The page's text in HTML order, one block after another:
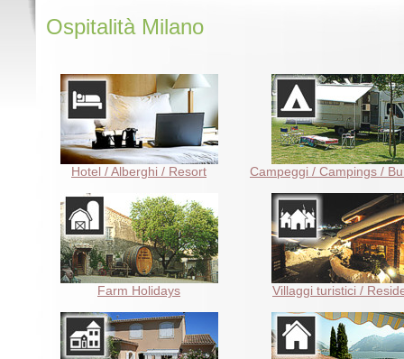
Ospitalità Milano
Hotel / Alberghi / Resort Campeggi / Campings /
Farm Holidays Villaggi turistici /